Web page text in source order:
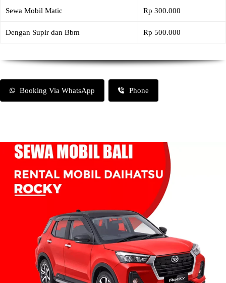
Sewa Mobil Matic Rp 300.000
Dengan Supir dan Bbm Rp 500.000
Booking Via WhatsApp Phone